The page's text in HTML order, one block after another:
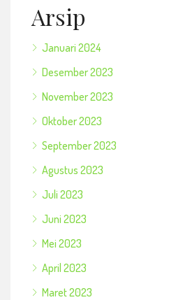
Arsip
Januari 2024
Desember 2023
November 2023
Oktober 2023
September 2023
Agustus 2023
Juli 2023
Juni 2023
Mei 2023
April 2023
Maret 2023